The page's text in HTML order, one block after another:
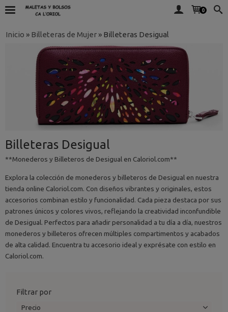
0
Inicio » Billeteras de Mujer » Billeteras Desigual
Billeteras Desigual
**Monederos y Billeteros de Desigual en Caloriol.com**
Explora la colección de monederos y billeteros de Desigual en nuestra
tienda online Caloriol.com. Con diseños vibrantes y originales, estos
accesorios combinan estilo y funcionalidad. Cada pieza destaca por sus
patrones únicos y colores vivos, reflejando la creatividad inconfundible
de Desigual. Perfectos para añadir personalidad a tu día a día, nuestros
monederos y billeteros ofrecen múltiples compartimentos y acabados
de alta calidad. Encuentra tu accesorio ideal y exprésate con estilo en
Caloriol.com.
Filtrar por
Precio